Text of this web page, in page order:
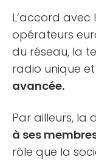
L’accord avec
opérateurs
du réseau, la
radio unique et
avancée.
Par ailleurs, la
à ses
rôle que la